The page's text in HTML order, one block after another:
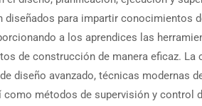
diseñados para impartir conocimientos
a los aprendices las
de construcción de manera eficaz. La
diseño avanzado, técnicas modernas
como métodos de supervisión y control